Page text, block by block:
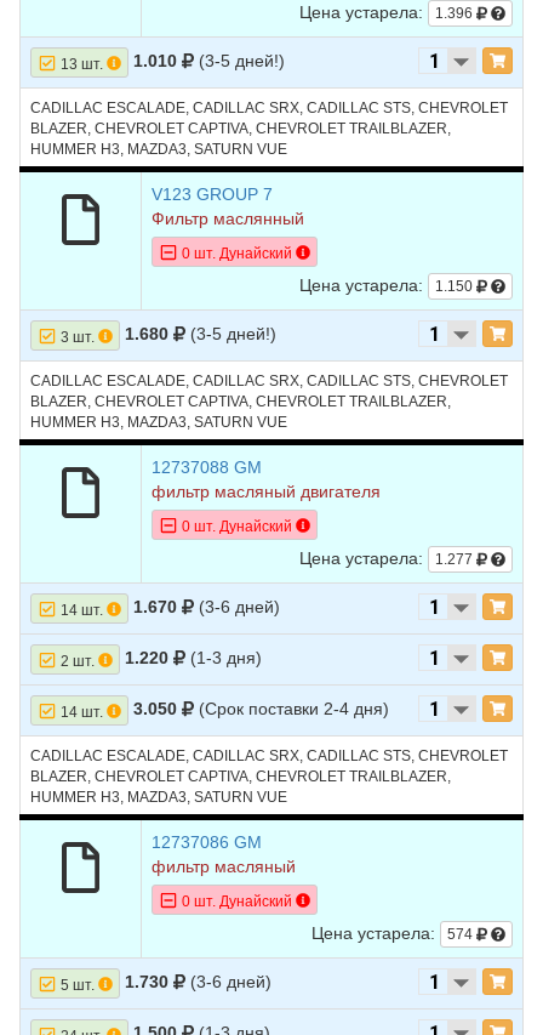
Цена устарела: 1.396
13 шт. 1.010 (3-5 дней!)
CADILLAC ESCALADE, CADILLAC SRX, CADILLAC STS, CHEVROLET
BLAZER, CHEVROLET CAPTIVA, CHEVROLET TRAILBLAZER,
HUMMER H3, MAZDA3, SATURN VUE
V123 GROUP 7
Фильтр маслянный
0 шт. Дунайский
Цена устарела: 1.150
3 шт. 1.680 (3-5 дней!)
CADILLAC ESCALADE, CADILLAC SRX, CADILLAC STS, CHEVROLET
BLAZER, CHEVROLET CAPTIVA, CHEVROLET TRAILBLAZER,
HUMMER H3, MAZDA3, SATURN VUE
12737088 GM
фильтр масляный двигателя
0 шт. Дунайский
Цена устарела: 1.277
14 шт. 1.670 (3-6 дней)
2 шт. 1.220 (1-3 дня)
14 шт. 3.050 (Срок поставки 2-4 дня)
CADILLAC ESCALADE, CADILLAC SRX, CADILLAC STS, CHEVROLET
BLAZER, CHEVROLET CAPTIVA, CHEVROLET TRAILBLAZER,
HUMMER H3, MAZDA3, SATURN VUE
12737086 GM
фильтр масляный
0 шт. Дунайский
Цена устарела: 574
5 шт. 1.730 (3-6 дней)